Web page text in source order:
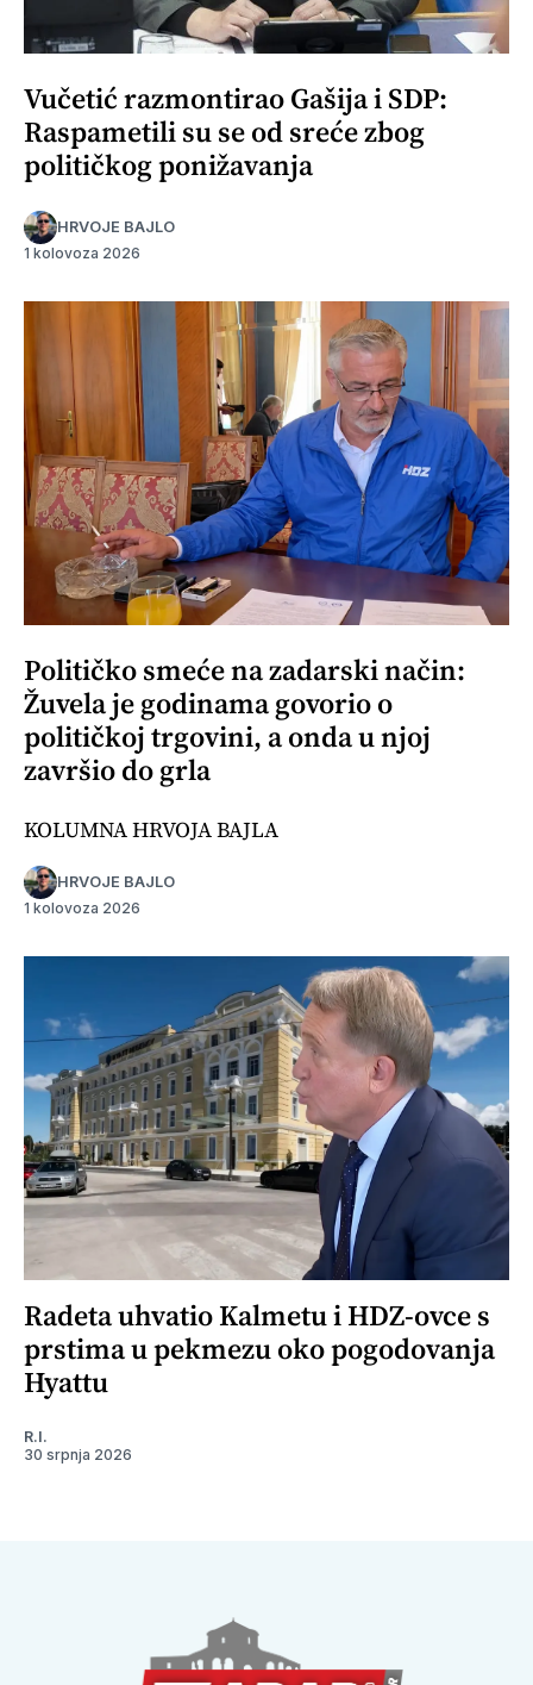
Vučetić razmontirao Gašija i SDP:
Raspametili su se od sreće zbog
političkog ponižavanja
HRVOJE BAJLO
1 kolovoza 2026
Političko smeće na zadarski način:
Žuvela je godinama govorio o
političkoj trgovini, a onda u njoj
završio do grla
KOLUMNA HRVOJA BAJLA
HRVOJE BAJLO
1 kolovoza 2026
Radeta uhvatio Kalmetu i HDZ-ovce s
prstima u pekmezu oko pogodovanja
Hyattu
R.I.
30 srpnja 2026